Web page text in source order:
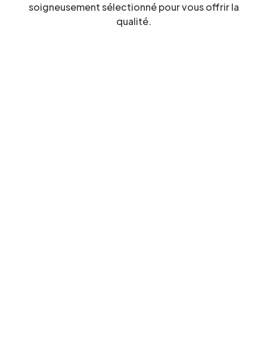
soigneusement sélectionné pour vous offrir la
qualité.